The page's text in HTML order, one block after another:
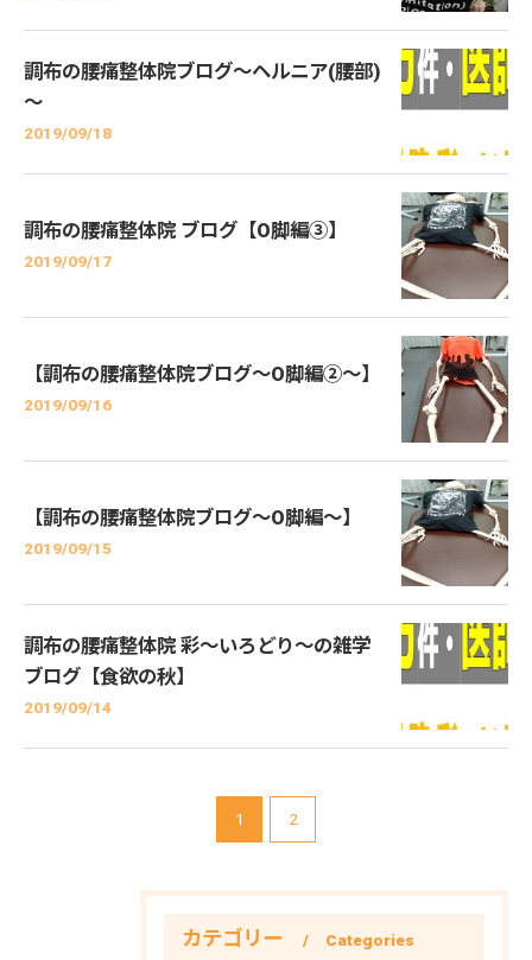
調布の腰痛整体院ブログ～ヘルニア(腰部)
～
2019/09/18
調布の腰痛整体院 ブログ【O脚編③】
2019/09/17
【調布の腰痛整体院ブログ～O脚編②～】
2019/09/16
【調布の腰痛整体院ブログ～O脚編～】
2019/09/15
調布の腰痛整体院 彩～いろどり～の雑学
ブログ【食欲の秋】
2019/09/14
1 2
カテゴリー Categories